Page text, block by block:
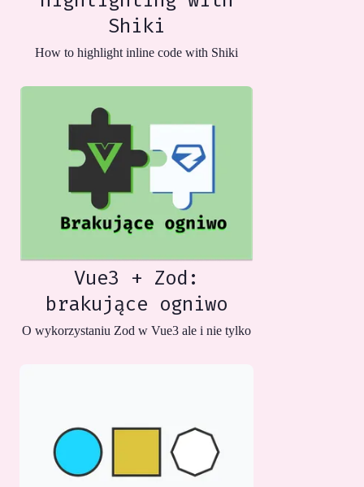
Shiki
How to highlight inline code with Shiki
Vue3 + Zod:
brakujące ogniwo
O wykorzystaniu Zod w Vue3 ale i nie tylko